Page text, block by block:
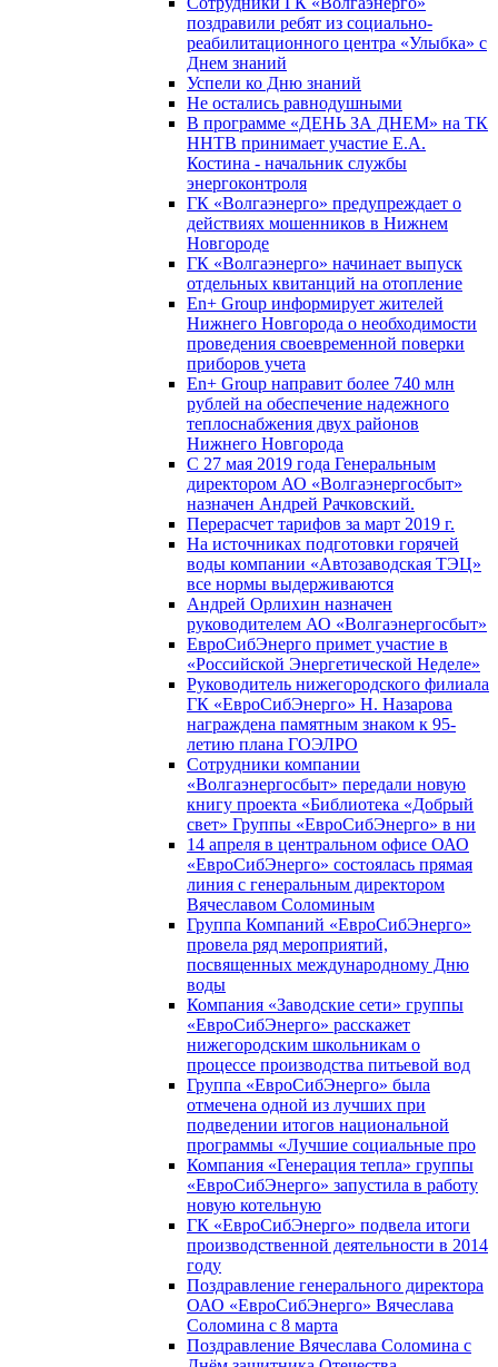
поздравили ребят из социально-
реабилитационного центра «Улыбка» с
Днем знаний
Успели ко Дню знаний
Не остались равнодушными
В программе «ДЕНЬ ЗА ДНЕМ» на ТК
ННТВ принимает участие Е.А.
Костина - начальник службы
энергоконтроля
ГК «Волгаэнерго» предупреждает о
действиях мошенников в Нижнем
Новгороде
ГК «Волгаэнерго» начинает выпуск
отдельных квитанций на отопление
En+ Group информирует жителей
Нижнего Новгорода о необходимости
проведения своевременной поверки
приборов учета
En+ Group направит более 740 млн
рублей на обеспечение надежного
теплоснабжения двух районов
Нижнего Новгорода
С 27 мая 2019 года Генеральным
директором АО «Волгаэнергосбыт»
назначен Андрей Рачковский.
Перерасчет тарифов за март 2019 г.
На источниках подготовки горячей
воды компании «Автозаводская ТЭЦ»
все нормы выдерживаются
Андрей Орлихин назначен
руководителем АО «Волгаэнергосбыт»
ЕвроСибЭнерго примет участие в
«Российской Энергетической Неделе»
Руководитель нижегородского филиала
ГК «ЕвроСибЭнерго» Н. Назарова
награждена памятным знаком к 95-
летию плана ГОЭЛРО
Сотрудники компании
«Волгаэнергосбыт» передали новую
книгу проекта «Библиотека «Добрый
свет» Группы «ЕвроСибЭнерго» в ни
14 апреля в центральном офисе ОАО
«ЕвроСибЭнерго» состоялась прямая
линия с генеральным директором
Вячеславом Соломиным
Группа Компаний «ЕвроСибЭнерго»
провела ряд мероприятий,
посвященных международному Дню
воды
Компания «Заводские сети» группы
«ЕвроСибЭнерго» расскажет
нижегородским школьникам о
процессе производства питьевой вод
Группа «ЕвроСибЭнерго» была
отмечена одной из лучших при
подведении итогов национальной
программы «Лучшие социальные про
Компания «Генерация тепла» группы
«ЕвроСибЭнерго» запустила в работу
новую котельную
ГК «ЕвроСибЭнерго» подвела итоги
производственной деятельности в 2014
году
Поздравление генерального директора
ОАО «ЕвроСибЭнерго» Вячеслава
Соломина с 8 марта
Поздравление Вячеслава Соломина с